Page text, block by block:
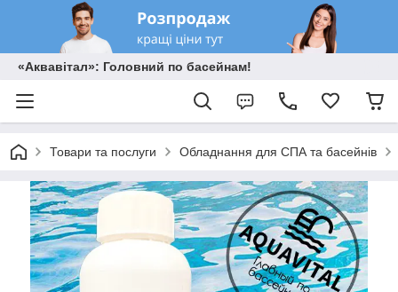
«Аквавітал»: Головний по басейнам!
Товари та послуги Обладнання для СПА та басейнів